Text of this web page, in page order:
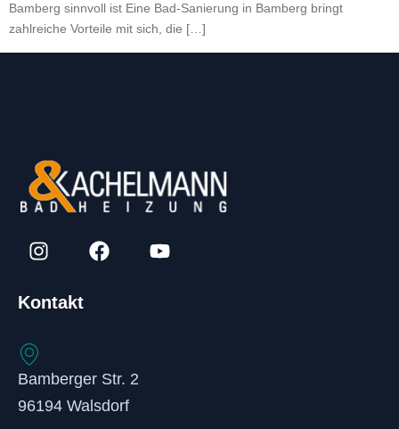
Bamberg sinnvoll ist Eine Bad-Sanierung in Bamberg bringt
zahlreiche Vorteile mit sich, die […]
Kontakt
Bamberger Str. 2
96194 Walsdorf